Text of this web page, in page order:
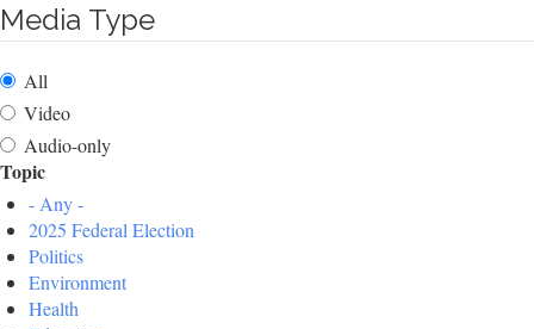
Media Type
All
Video
Audio-only
Topic
- Any -
2025 Federal Election
Politics
Environment
Health